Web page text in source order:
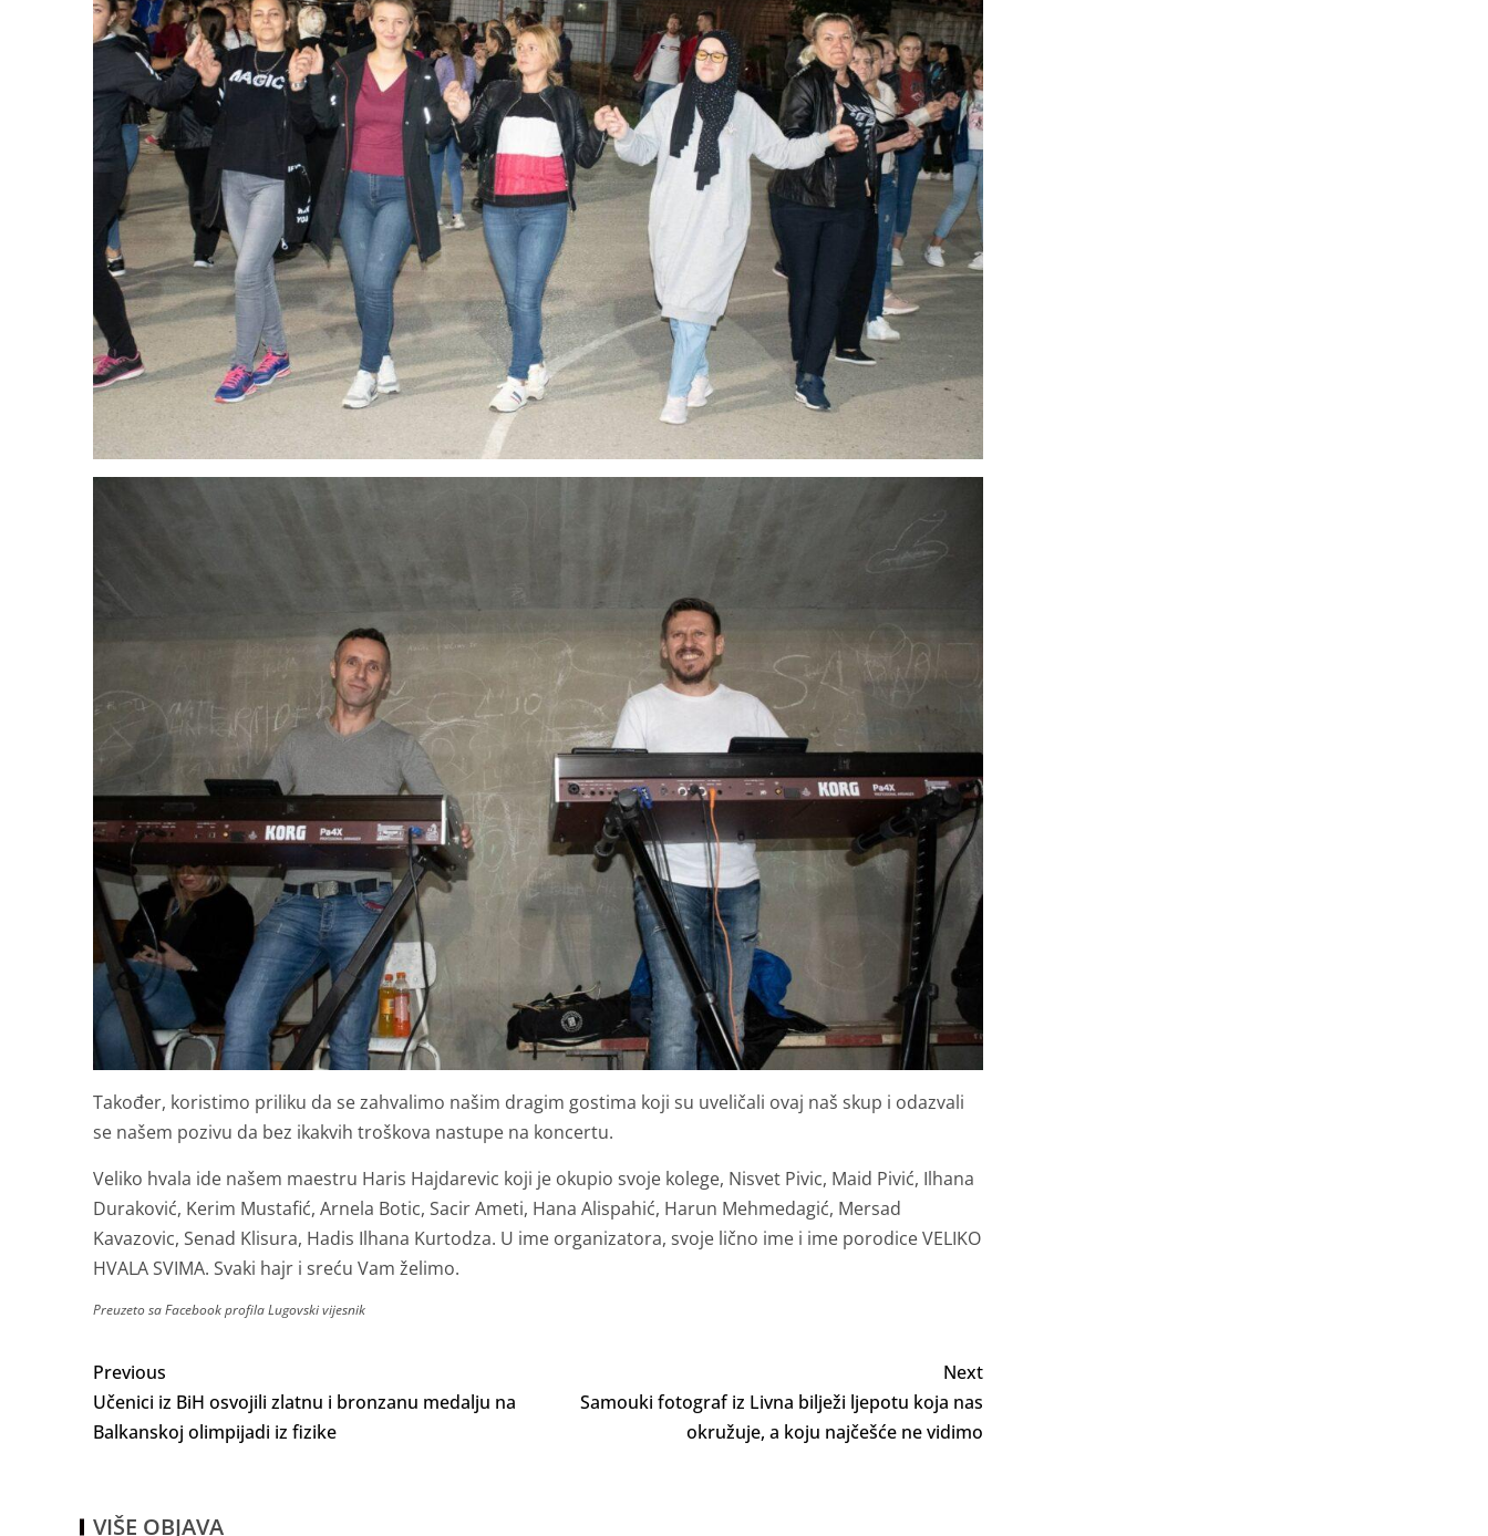
Također, koristimo priliku da se zahvalimo našim dragim gostima koji su uveličali ovaj naš skup i odazvali
se našem pozivu da bez ikakvih troškova nastupe na koncertu.
Veliko hvala ide našem maestru Haris Hajdarevic koji je okupio svoje kolege, Nisvet Pivic, Maid Pivić, Ilhana
Duraković, Kerim Mustafić, Arnela Botic, Sacir Ameti, Hana Alispahić, Harun Mehmedagić, Mersad
Kavazovic, Senad Klisura, Hadis Ilhana Kurtodza. U ime organizatora, svoje lično ime i ime porodice VELIKO
HVALA SVIMA. Svaki hajr i sreću Vam želimo.
Preuzeto sa Facebook profila Lugovski vijesnik
Previous
Učenici iz BiH osvojili zlatnu i bronzanu medalju na
Balkanskoj olimpijadi iz fizike
Next
Samouki fotograf iz Livna bilježi ljepotu koja nas
okružuje, a koju najčešće ne vidimo
VIŠE OBJAVA